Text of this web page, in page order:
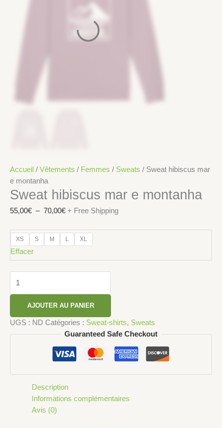
Accueil / Vêtements / Femmes / Sweats / Sweat hibiscus mar
e montanha
Sweat hibiscus mar e montanha
55,00€ – 70,00€ + Free Shipping
XS S M L XL
Effacer
AJOUTER AU PANIER
UGS : ND Catégories : Sweat-shirts, Sweats
Guaranteed Safe Checkout
Description
Informations complémentaires
Avis (0)